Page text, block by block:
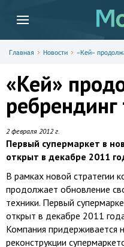
Главная Новости «Кей»
«Кей»
ребрендинг
2 февраля 2012 г.
Первый супермаркет в
открыт в декабре 2011
В рамках новой стратегии
продолжает обновление
техники. Первый
открыт в декабре 2011
Компания придерживается
реконструкции